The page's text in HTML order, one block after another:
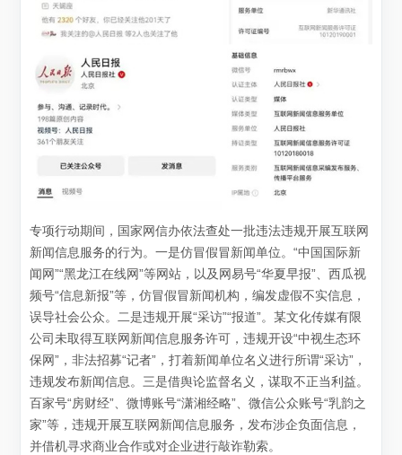
专项行动期间，国家网信办依法查处一批违法违规开展互联网
新闻信息服务的行为。一是仿冒假冒新闻单位。“中国国际新
闻网”“黑龙江在线网”等网站，以及网易号“华夏早报”、西瓜视
频号“信息新报”等，仿冒假冒新闻机构，编发虚假不实信息，
误导社会公众。二是违规开展“采访”“报道”。某文化传媒有限
公司未取得互联网新闻信息服务许可，违规开设“中视生态环
保网”，非法招募“记者”，打着新闻单位名义进行所谓“采访”，
违规发布新闻信息。三是借舆论监督名义，谋取不正当利益。
百家号“房财经”、微博账号“潇湘经略”、微信公众账号“乳韵之
家”等，违规开展互联网新闻信息服务，发布涉企负面信息，
并借机寻求商业合作或对企业进行敲诈勒索。